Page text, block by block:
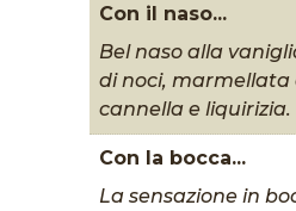
Con il naso...
Bel naso alla
di noci, marmellata
cannella e liquirizia.
Con la bocca...
La sensazione in